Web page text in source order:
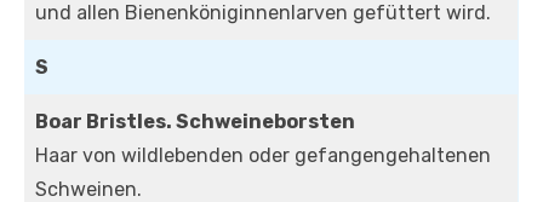
und allen Bienenköniginnenlarven gefüttert wird.
S
Boar Bristles. Schweineborsten
Haar von wildlebenden oder gefangengehaltenen
Schweinen.